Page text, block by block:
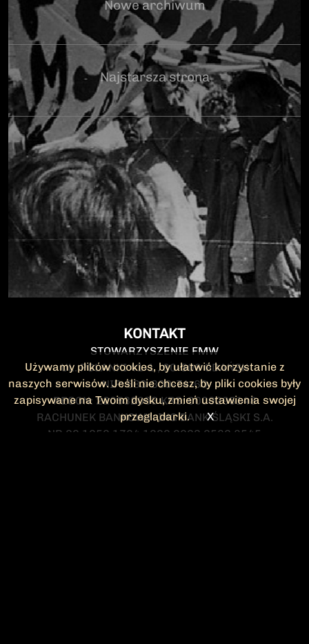
Nowe archiwum
Najstarsza strona
KONTAKT
STOWARZYSZENIE FMW
UL. POLANKI 41-1 , 80-308 GDAŃSK
NIP: 583-300-74-60
REGON: 220532063 KRS: 0000295148
RACHUNEK BANKOWY: ING BANK ŚLĄSKI S.A.
NR 90 1050 1764 1000 0023 2582 8545
Używamy plików cookies, by ułatwić korzystanie z
naszych serwisów. Jeśli nie chcesz, by pliki cookies były
zapisywane na Twoim dysku, zmień ustawienia swojej
przeglądarki.
X